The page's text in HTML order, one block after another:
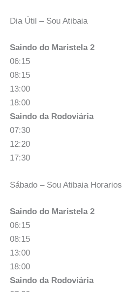
Dia Útil – Sou Atibaia
Saindo do Maristela 2
06:15
08:15
13:00
18:00
Saindo da Rodoviária
07:30
12:20
17:30
Sábado – Sou Atibaia Horarios
Saindo do Maristela 2
06:15
08:15
13:00
18:00
Saindo da Rodoviária